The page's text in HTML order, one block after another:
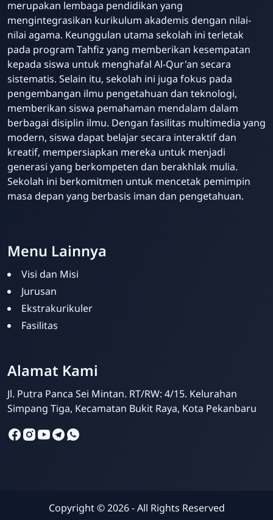
merupakan lembaga pendidikan yang
mengintegrasikan kurikulum akademis dengan nilai-
nilai agama. Keunggulan utama sekolah ini terletak
pada program Tahfiz yang memberikan kesempatan
kepada siswa untuk menghafal Al-Qur'an secara
sistematis. Selain itu, sekolah ini juga fokus pada
pengembangan ilmu pengetahuan dan teknologi,
memberikan siswa pemahaman mendalam dalam
berbagai disiplin ilmu. Dengan fasilitas multimedia yang
modern, siswa dapat belajar secara interaktif dan
kreatif, mempersiapkan mereka untuk menjadi
generasi yang berkompeten dan berakhlak mulia.
Sekolah ini berkomitmen untuk mencetak pemimpin
masa depan yang berbasis iman dan pengetahuan.
Menu Lainnya
Visi dan Misi
Jurusan
Ekstrakurikuler
Fasilitas
Alamat Kami
Jl. Putra Panca Sei Mintan. RT/RW: 4/15. Kelurahan
Simpang Tiga, Kecamatan Bukit Raya, Kota Pekanbaru
Copyright ©2026- All Rights Reserved